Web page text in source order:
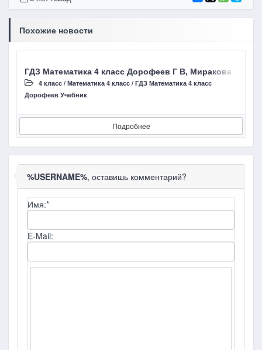
Похожие новости
ГДЗ Математика 4 класс Дорофеев Г В, Миракова Т Н
4 класс / Математика 4 класс / ГДЗ Математика 4 класс
Дорофеев Учебник
Подробнее
%USERNAME%, оставишь комментарий?
Имя:*
E-Mail: